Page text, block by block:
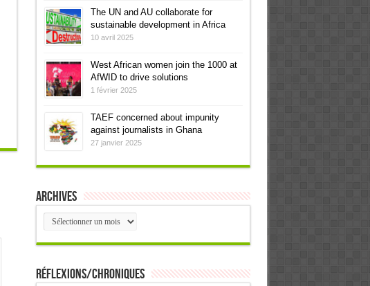
The UN and AU collaborate for
sustainable development in Africa
10 avril 2025
West African women join the 1000 at
AfWID to drive solutions
1 février 2025
TAEF concerned about impunity
against journalists in Ghana
27 janvier 2025
Archives
Archives
Réflexions/Chroniques